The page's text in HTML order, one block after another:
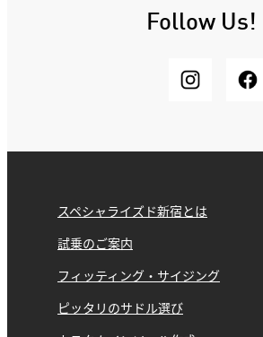
Follow Us!
スペシャライズド新宿とは
試乗のご案内
フィッティング・サイジング
ピッタリのサドル選び